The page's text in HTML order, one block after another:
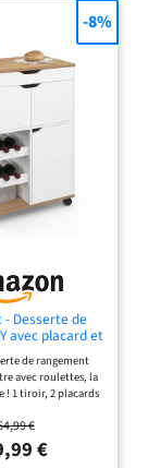
max.: 75
h) :
de
même.
Desserte de
avec placard et
bois et
blancde rangement
avec roulettes, la
! 1 tiroir, 2 placards
et organisés
roulettes - Structure
particules blanche
€
€
-8%